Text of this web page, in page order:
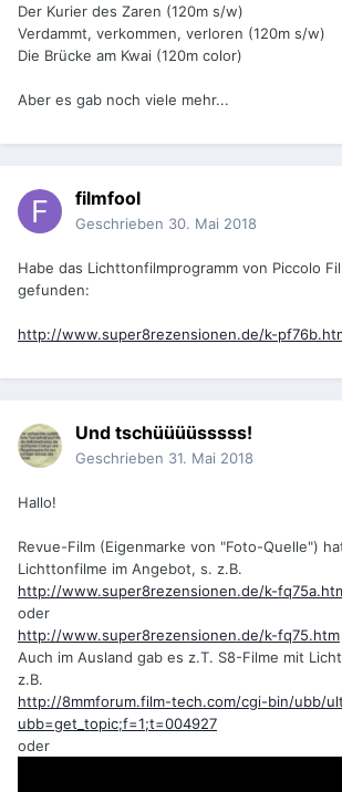
Der Kurier des Zaren (120m s/w)
Verdammt, verkommen, verloren (120m s/w)
Die Brücke am Kwai (120m color)
Aber es gab noch viele mehr...
filmfool
Geschrieben 30. Mai 2018
Habe das Lichttonfilmprogramm von Piccolo
gefunden:
http://www.super8rezensionen.de/k-
Und tschüüüüsssss!
Geschrieben 31. Mai 2018
Hallo!
Revue-Film (Eigenmarke von "Foto-Quelle")
Lichttonfilme im Angebot, s. z.B.
http://www.super8rezensionen.de/k-
oder
http://www.super8rezensionen.de/k-fq75.htm
Auch im Ausland gab es z.T. S8-Filme mit
z.B.
http://8mmforum.film-tech.com/cgi-bin/ubb/
ubb=get_topic;f=1;t=004927
oder